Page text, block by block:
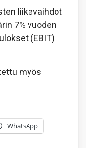
liikevaihdot
7% vuoden
(EBIT)
myös
WhatsApp